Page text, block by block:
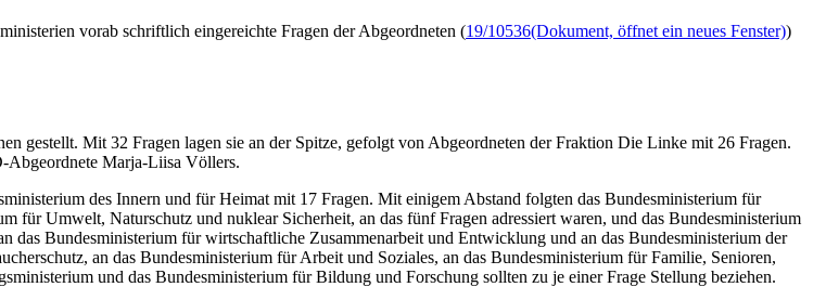
vorab schriftlich eingereichte Fragen der Abgeordneten (19/10536(Dokument, öffnet ein neues Fenster))
gestellt. Mit 32 Fragen lagen sie an der Spitze, gefolgt von Abgeordneten der Fraktion Die Linke mit 26 Fragen.
Abgeordnete Marja-Liisa Völlers.
des Innern und für Heimat mit 17 Fragen. Mit einigem Abstand folgten das Bundesministerium für
für Umwelt, Naturschutz und nuklear Sicherheit, an das fünf Fragen adressiert waren, und das Bundesministerium
das Bundesministerium für wirtschaftliche Zusammenarbeit und Entwicklung und an das Bundesministerium der
an das Bundesministerium für Arbeit und Soziales, an das Bundesministerium für Familie, Senioren,
und das Bundesministerium für Bildung und Forschung sollten zu je einer Frage Stellung beziehen.